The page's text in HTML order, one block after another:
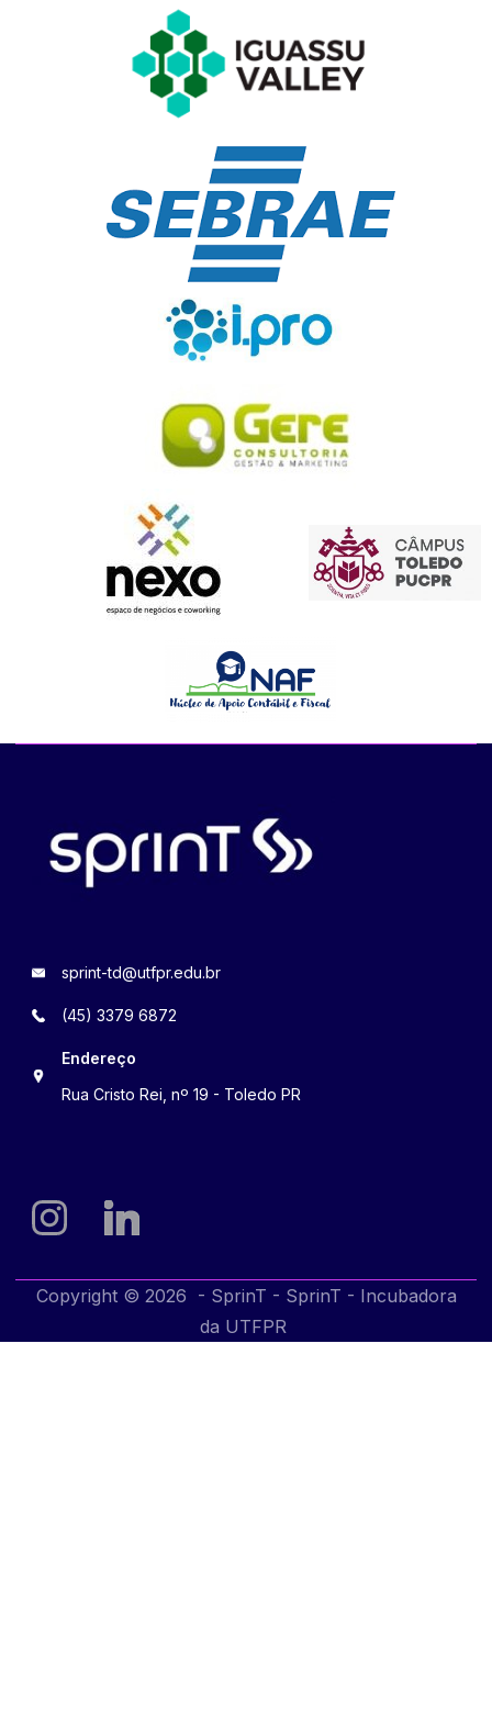
sprint-td@utfpr.edu.br
(45) 3379 6872
Endereço
Rua Cristo Rei, nº 19 - Toledo PR
Copyright © 2026 - SprinT - SprinT - Incubadora
da UTFPR